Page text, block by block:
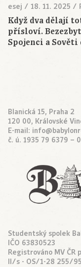
esej / 18. 11. 2025 /
Když dva dělají
přísloví.
Spojenci a
Blanická 15, Praha 2
120 00, Královské
E-mail:
č. ú. 1935 79 6379 –
Studentský spolek
IČO 63830523
Registrováno MV ČR
II/s - OS/1-28 255/